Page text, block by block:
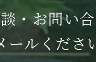
・お問い
ールくださ